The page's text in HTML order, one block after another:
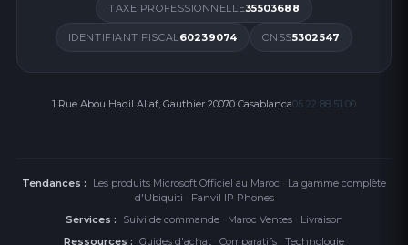
TAXE PROFESSIONNELLE35503688
IDENTIFIANT FISCAL60239074 CNSS5302547
1 Rue Abou Hadil Allaf, Gauthier 20070 Casablanca05 22 88 51 00
Tendances : Les produits Microsoft Officiel au Maroc · La gamme complète
d'Ubiquiti · Fanvil IP Phones
Services :
Suivi de commande· Maroc Ventes· Livraison
Ressources : Guides d'achat · Comparatifs · Technologie